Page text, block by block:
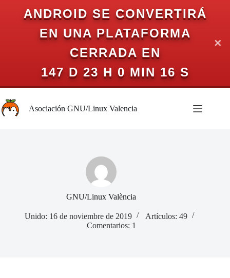
ANDROID SE CONVERTIRÁ
EN UNA PLATAFORMA
CERRADA EN
147 D 23 H 0 MIN 15 S
✕
al
contenidoAsociación GNU/Linux Valencia
GNU/Linux València
Unido: 16 de noviembre de 2019
Artículos: 49
Comentarios: 1